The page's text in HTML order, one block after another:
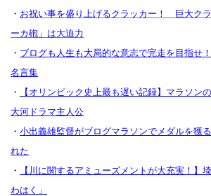
・ お祝い事を盛り上げるクラッカー！ 巨大ク
ーカ砲」は大迫力
・ ブログも人生も大局的な意志で完走を目指せ
名言集
・
【オリンピック史上最も遅い記録】マラソン
大河ドラマ主人公
・ 小出義雄監督がブログマラソンでメダルを獲
れた
・
【川に関するアミューズメントが大充実！】
わはく」